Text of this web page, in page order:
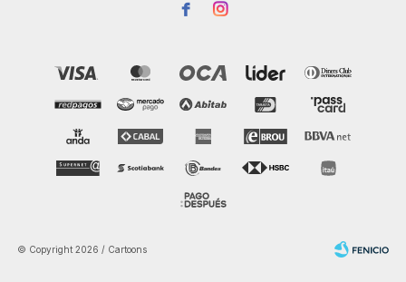
 
© Copyright 2026 / Cartoons